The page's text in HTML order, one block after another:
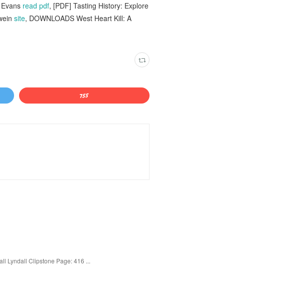
read pdf, [PDF] Tasting History: Explore
site, DOWNLOADS West Heart Kill: A
Lyndall Clipstone Page: 416 ...